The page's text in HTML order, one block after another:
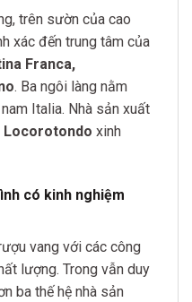
trên sườn của cao
xác đến trung tâm của
Franca,
. Ba ngôi làng nằm
Italia. Nhà sản xuất
Locorotondo xinh
có kinh nghiệm
vang với các công
lượng. Trong vẫn duy
ba thế hệ nhà sản